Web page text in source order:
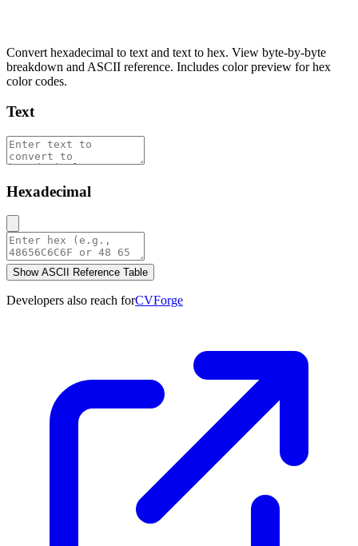
Convert hexadecimal to text and text to hex. View byte-by-byte
breakdown and ASCII reference. Includes color preview for hex
color codes.
Text
Hexadecimal
Show ASCII Reference Table
Developers also reach forCVForge